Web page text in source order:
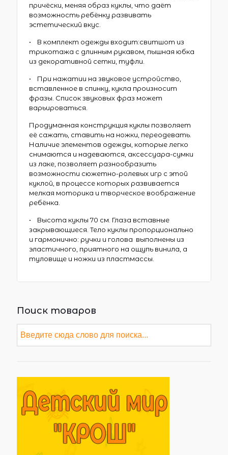
причёски, меняя образ куклы, что даёт
возможность ребёнку развивать
эстетический вкус.
• В комплект одежды входит:свитшот из
трикотажа с длинным рукавом, пышная юбка
из декоративной сетки, туфли.
• При нажатии на звуковое устройство,
вставленное в спинку, кукла произносит
фразы. Список звуковых фраз может
варьироваться.
Продуманная конструкция куклы позволяет
её сажать, ставить на ножки, переодевать.
Наличие элементов одежды, которые легко
снимаются и надеваются, аксессуара-сумки
из лаке, позволяет разнообразить
возможности сюжетно-ролевых игр с этой
куклой, в процессе которых развивается
мелкая моторика и творческое воображение
ребёнка.
• Высота куклы 70 см. Глаза вставные
закрывающиеся. Тело куклы пропорционально
и гармонично: ручки и голова выполнены из
эластичного, приятного на ощупь винила, а
туловище и ножки из пластмассы.
Поиск товаров